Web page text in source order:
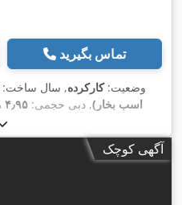
تماس بگیرید
وضعیت:کارکرده, سال ساخت:
اسب بخار), دبی حجمی: ۴٫۹۵ متر مکعب/ساعت
آگهی کوچک